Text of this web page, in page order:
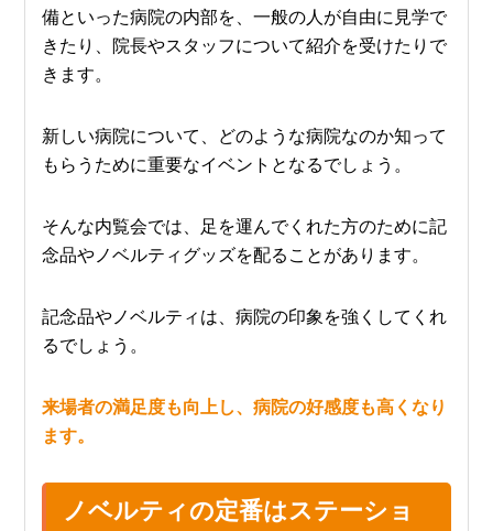
備といった病院の内部を、一般の人が自由に見学で
きたり、院長やスタッフについて紹介を受けたりで
きます。
新しい病院について、どのような病院なのか知って
もらうために重要なイベントとなるでしょう。
そんな内覧会では、足を運んでくれた方のために記
念品やノベルティグッズを配ることがあります。
記念品やノベルティは、病院の印象を強くしてくれ
るでしょう。
来場者の満足度も向上し、病院の好感度も高くなり
ます。
ノベルティの定番はステーショ